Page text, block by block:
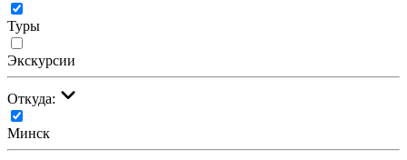
Туры
Экскурсии
Откуда:
Минск